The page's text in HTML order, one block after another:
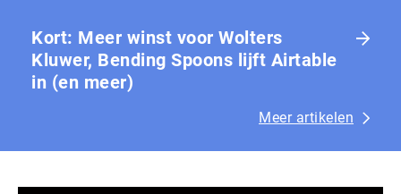
Kort: Meer winst voor Wolters
Kluwer, Bending Spoons lijft Airtable
in (en meer)
Meer artikelen